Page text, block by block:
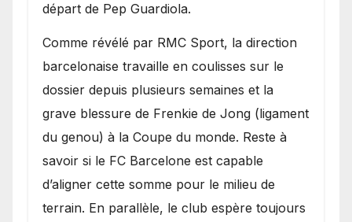
départ de Pep Guardiola.
​Comme révélé par RMC Sport, la direction
barcelonaise travaille en coulisses sur le
dossier depuis plusieurs semaines et la
grave blessure de Frenkie de Jong (ligament
du genou) à la Coupe du monde. Reste à
savoir si le FC Barcelone est capable
d’aligner cette somme pour le milieu de
terrain. En parallèle, le club espère toujours